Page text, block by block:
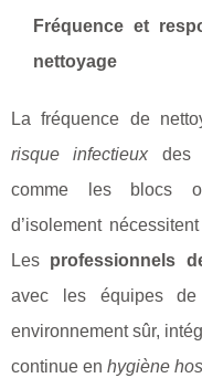
Fréquence et
nettoyage
La fréquence de
risque infectieux des
comme les blocs
d’isolement
Les professionnels
avec les équipes de
environnement sûr,
continue en hygiène